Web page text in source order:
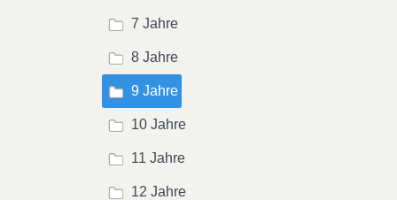
7 Jahre
8 Jahre
9 Jahre
10 Jahre
11 Jahre
12 Jahre